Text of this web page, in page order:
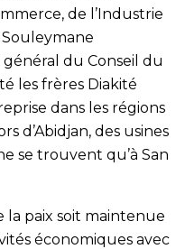
de l’Industrie
du Conseil du
les frères Diakité
dans les régions
d’Abidjan, des usines
se trouvent qu’à San
la paix soit maintenue
économiques avec